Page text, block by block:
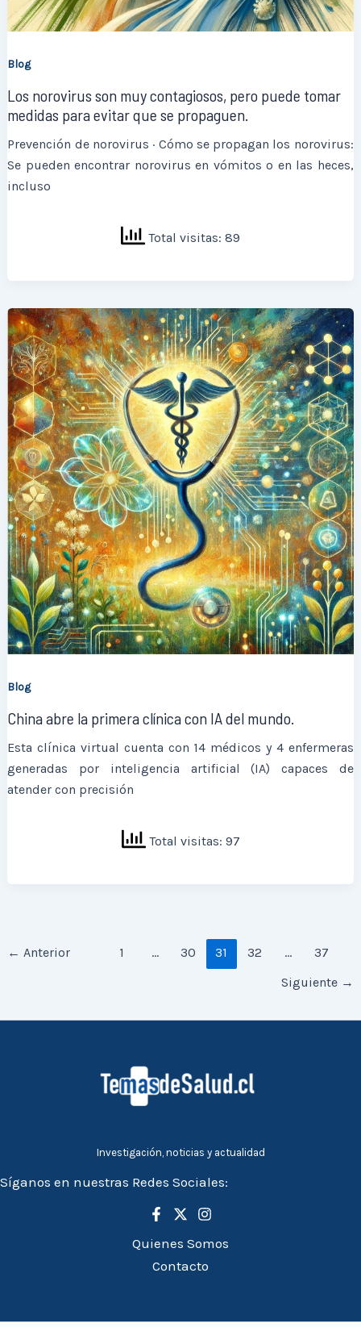
Blog
Los norovirus son muy contagiosos, pero puede tomar
medidas para evitar que se propaguen.
Prevención de norovirus · Cómo se propagan los norovirus:
Se pueden encontrar norovirus en vómitos o en las heces,
incluso
Total visitas: 89
Blog
China abre la primera clínica con IA del mundo.
Esta clínica virtual cuenta con 14 médicos y 4 enfermeras
generadas por inteligencia artificial (IA) capaces de
atender con precisión
Total visitas: 97
← Anterior 1 … 30 31 32 …
37
Siguiente →
Investigación, noticias y actualidad
Síganos en nuestras Redes Sociales:
Quienes Somos
Contacto